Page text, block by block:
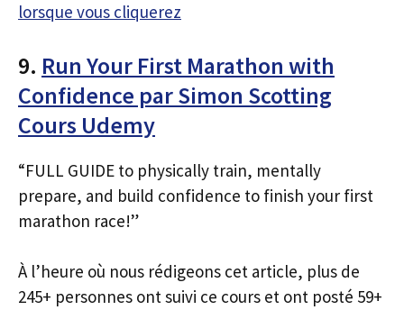
lorsque vous cliquerez
9. Run Your First Marathon with
Confidence par Simon Scotting
Cours Udemy
“FULL GUIDE to physically train, mentally
prepare, and build confidence to finish your first
marathon race!”
À l’heure où nous rédigeons cet article, plus de
245+ personnes ont suivi ce cours et ont posté 59+